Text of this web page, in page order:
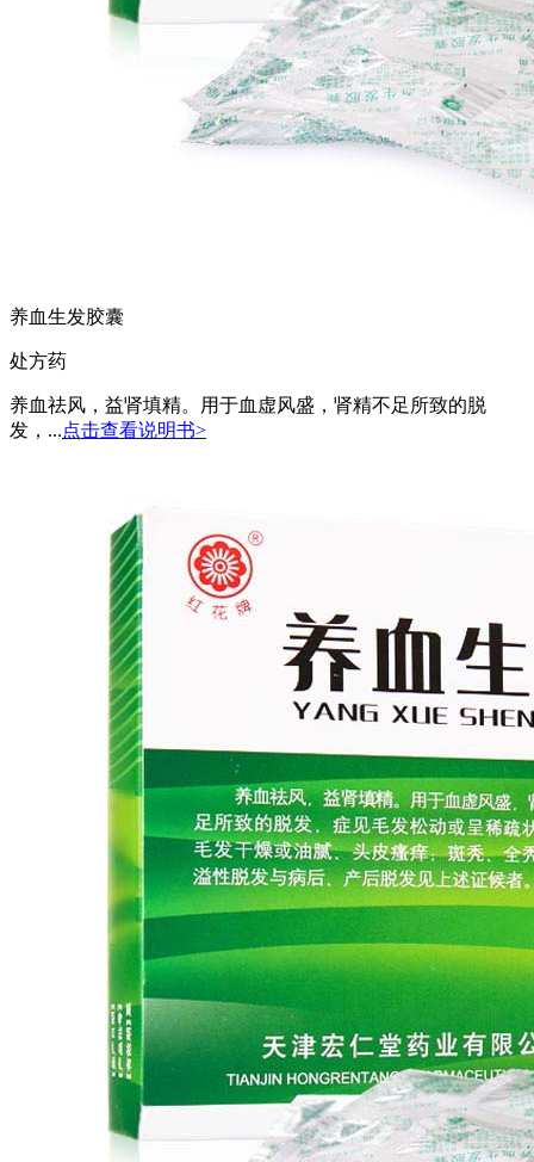
养血生发胶囊
处方药
养血祛风，益肾填精。用于血虚风盛，肾精不足所致的脱
发，...点击查看说明书>